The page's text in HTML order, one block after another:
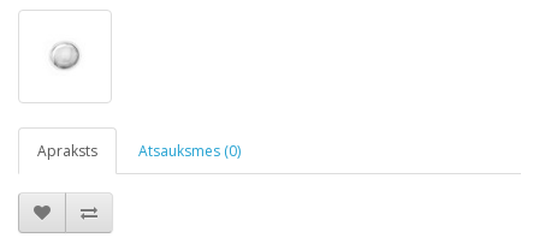
Apraksts Atsauksmes (0)